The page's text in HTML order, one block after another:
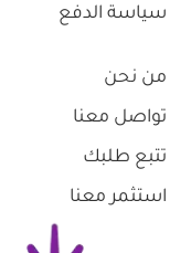
سياسة الدفع
من نحن
تواصل معنا
تتبع طلبك
استثمر معنا